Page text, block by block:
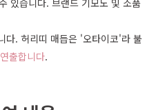
있습니다. 브랜드 기모노 및 소품
다. 허리띠 매듭은 '오타이코'라 불
출합니다.